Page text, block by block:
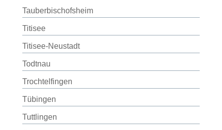
Tauberbischofsheim
Titisee
Titisee-Neustadt
Todtnau
Trochtelfingen
Tübingen
Tuttlingen